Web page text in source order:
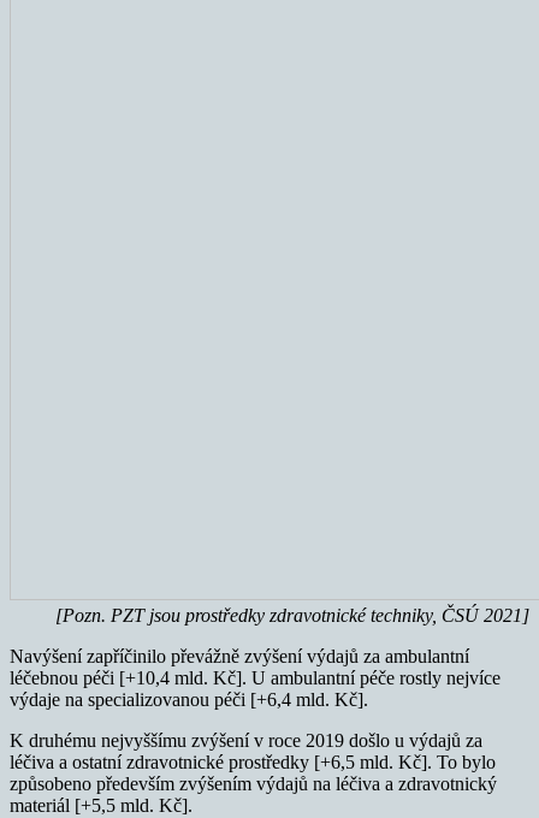
[Pozn. PZT jsou prostředky zdravotnické techniky, ČSÚ 2021]
Navýšení zapříčinilo převážně zvýšení výdajů za ambulantní
léčebnou péči [+10,4 mld. Kč]. U ambulantní péče rostly nejvíce
výdaje na specializovanou péči [+6,4 mld. Kč].
K druhému nejvyššímu zvýšení v roce 2019 došlo u výdajů za
léčiva a ostatní zdravotnické prostředky [+6,5 mld. Kč]. To bylo
způsobeno především zvýšením výdajů na léčiva a zdravotnický
materiál [+5,5 mld. Kč].